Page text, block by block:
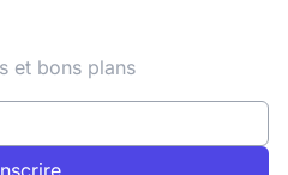
et bons plans